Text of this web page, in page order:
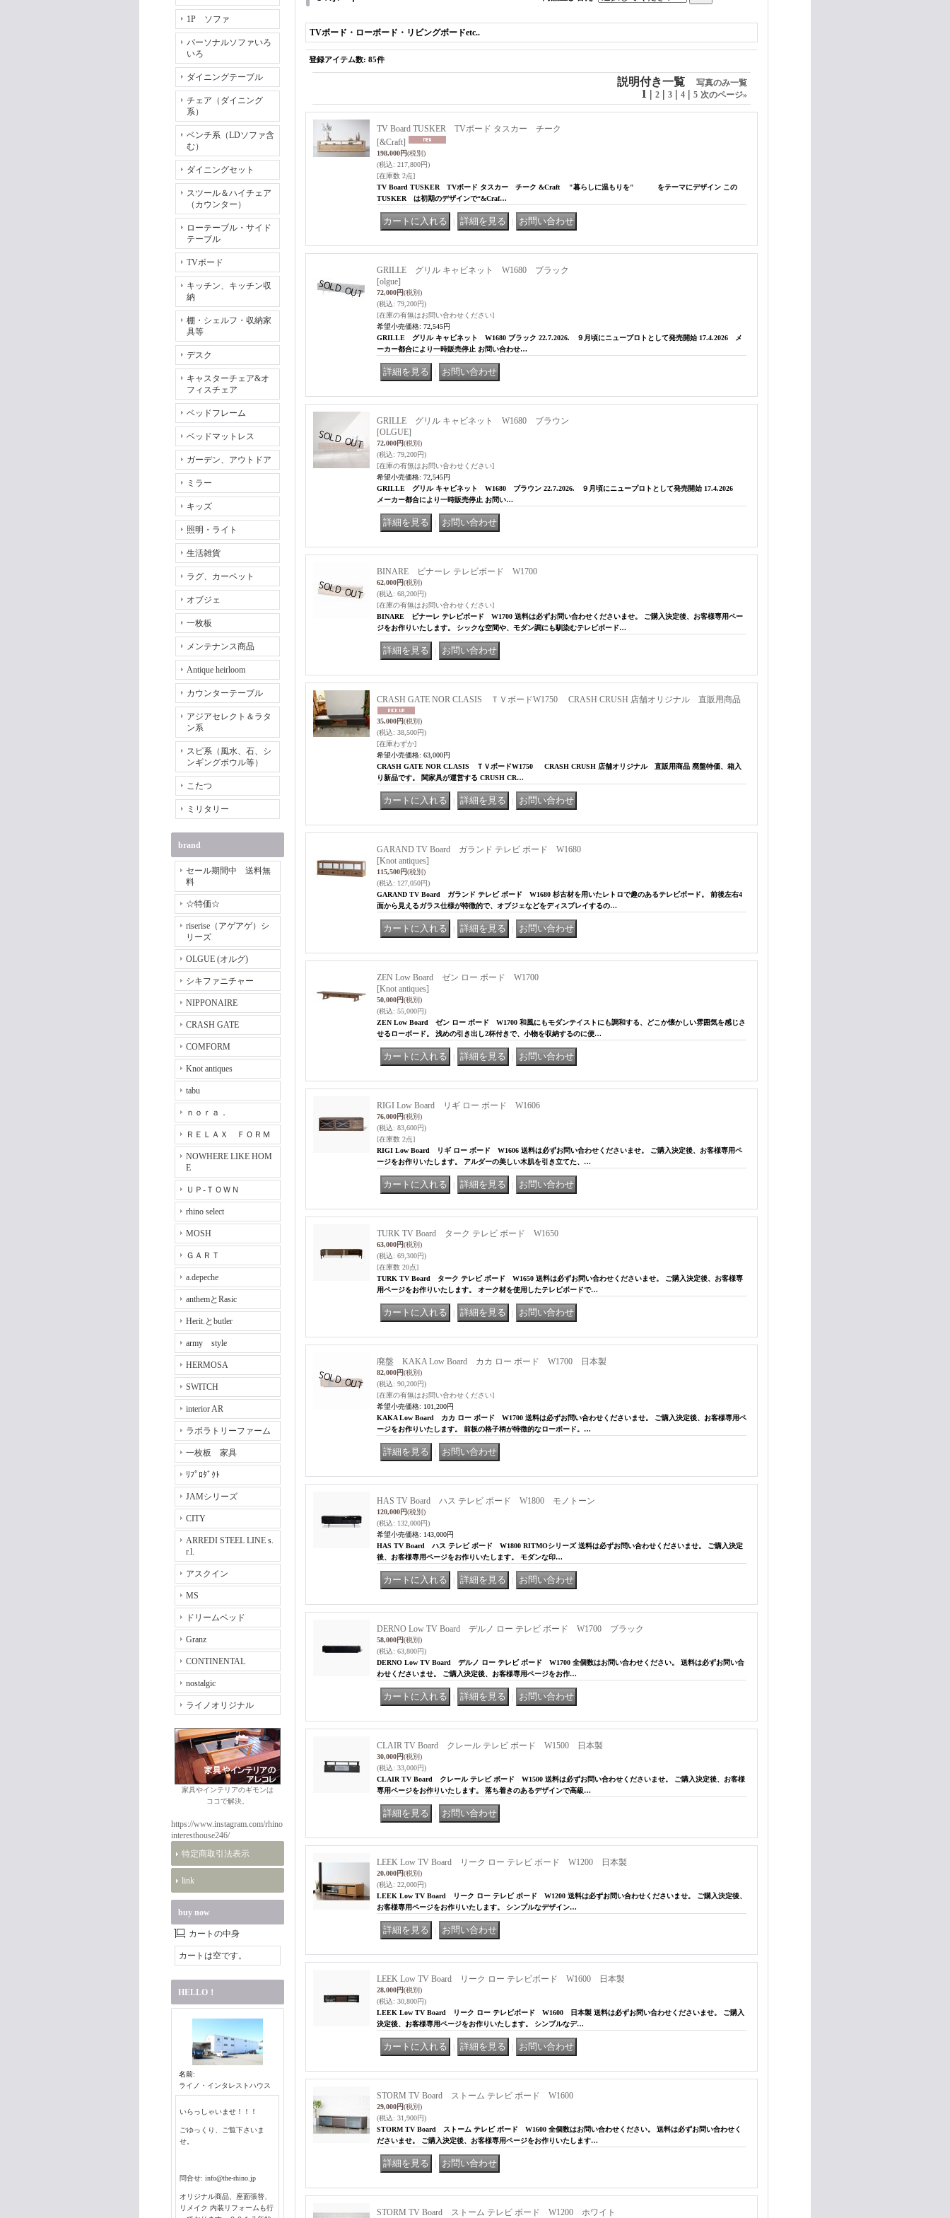
1P ソファ
パーソナルソファいろ
いろ
ダイニングテーブル
チェア（ダイニング
系）
ベンチ系（LDソファ含
む）
ダイニングセット
スツール＆ハイチェア
（カウンター）
ローテーブル・サイド
テーブル
TVボード
キッチン、キッチン収
納
棚・シェルフ・収納家
具等
デスク
キャスターチェア&オ
フィスチェア
ベッドフレーム
ベッドマットレス
ガーデン、アウトドア
ミラー
キッズ
照明・ライト
生活雑貨
ラグ、カーペット
オブジェ
一枚板
メンテナンス商品
Antique heirloom
カウンターテーブル
アジアセレクト＆ラタ
ン系
スピ系（風水、石、シ
ンギングボウル等）
こたつ
ミリタリー
brand
セール期間中 送料無
料
☆特価☆
riserise（アゲアゲ）シ
リーズ
OLGUE (オルグ)
シキファニチャー
NIPPONAIRE
CRASH GATE
COMFORM
Knot antiques
tabu
ｎｏｒａ．
ＲＥＬＡＸ ＦＯＲＭ
NOWHERE LIKE HOM
E
ＵＰ-ＴＯＷＮ
rhino select
MOSH
ＧＡＲＴ
a.depeche
anthemとRasic
Herit.とbutler
army style
HERMOSA
SWITCH
interior AR
ラボラトリーファーム
一枚板 家具
ﾘﾌﾟﾛﾀﾞｸﾄ
JAMシリーズ
CITY
ARREDI STEEL LINE s.
r.l.
アスクイン
MS
ドリームベッド
Granz
CONTINENTAL
nostalgic
ライノオリジナル
家具やインテリアのギモンは
ココで解決。
https://www.instagram.com/rhino
interesthouse246/
特定商取引法表示
link
buy now
カートの中身
カートは空です。
HELLO！
名前:
ライノ・インタレストハウス
いらっしゃいませ！！！
ごゆっくり、ご覧下さいま
せ。
問合せ: info@the-rhino.jp
オリジナル商品、座面張替、
リメイク 内装リフォームも行
TVボード・ローボード・リビングボードetc..
登録アイテム数: 85件
説明付き一覧 写真のみ一覧
1 | 2 | 3 | 4 | 5 次のページ»
TV Board TUSKER TVボード タスカー チーク
[&Craft]
198,000円(税別)
(税込: 217,800円)
[在庫数 2点]
TV Board TUSKER TVボード タスカー チーク &Craft "暮らしに温もりを" をテーマにデザイン この
TUSKER は初期のデザインで“&Craf…
GRILLE グリル キャビネット W1680 ブラック
[olgue]
72,000円(税別)
(税込: 79,200円)
[在庫の有無はお問い合わせください]
希望小売価格: 72,545円
GRILLE グリル キャビネット W1680 ブラック 22.7.2026. ９月頃にニュープロトとして発売開始 17.4.2026 メ
ーカー都合により一時販売停止 お問い合わせ…
GRILLE グリル キャビネット W1680 ブラウン
[OLGUE]
72,000円(税別)
(税込: 79,200円)
[在庫の有無はお問い合わせください]
希望小売価格: 72,545円
GRILLE グリル キャビネット W1680 ブラウン 22.7.2026. ９月頃にニュープロトとして発売開始 17.4.2026
メーカー都合により一時販売停止 お問い…
BINARE ビナーレ テレビボード W1700
62,000円(税別)
(税込: 68,200円)
[在庫の有無はお問い合わせください]
BINARE ビナーレ テレビボード W1700 送料は必ずお問い合わせくださいませ。 ご購入決定後、お客様専用ペー
ジをお作りいたします。 シックな空間や、モダン調にも馴染むテレビボード…
CRASH GATE NOR CLASIS ＴＶボードW1750 CRASH CRUSH 店舗オリジナル 直販用商品
35,000円(税別)
(税込: 38,500円)
[在庫わずか]
希望小売価格: 63,000円
CRASH GATE NOR CLASIS ＴＶボードW1750 CRASH CRUSH 店舗オリジナル 直販用商品 廃盤特価、箱入
り新品です。 関家具が運営する CRUSH CR…
GARAND TV Board ガランド テレビ ボード W1680
[Knot antiques]
115,500円(税別)
(税込: 127,050円)
GARAND TV Board ガランド テレビ ボード W1680 杉古材を用いたレトロで趣のあるテレビボード。 前後左右4
面から見えるガラス仕様が特徴的で、オブジェなどをディスプレイするの…
ZEN Low Board ゼン ロー ボード W1700
[Knot antiques]
50,000円(税別)
(税込: 55,000円)
ZEN Low Board ゼン ロー ボード W1700 和風にもモダンテイストにも調和する、どこか懐かしい雰囲気を感じさ
せるローボード。 浅めの引き出し2杯付きで、小物を収納するのに便…
RIGI Low Board リギ ロー ボード W1606
76,000円(税別)
(税込: 83,600円)
[在庫数 2点]
RIGI Low Board リギ ロー ボード W1606 送料は必ずお問い合わせくださいませ。 ご購入決定後、お客様専用ペ
ージをお作りいたします。 アルダーの美しい木肌を引き立てた、…
TURK TV Board ターク テレビ ボード W1650
63,000円(税別)
(税込: 69,300円)
[在庫数 20点]
TURK TV Board ターク テレビ ボード W1650 送料は必ずお問い合わせくださいませ。 ご購入決定後、お客様専
用ページをお作りいたします。 オーク材を使用したテレビボードで…
廃盤 KAKA Low Board カカ ロー ボード W1700 日本製
82,000円(税別)
(税込: 90,200円)
[在庫の有無はお問い合わせください]
希望小売価格: 101,200円
KAKA Low Board カカ ロー ボード W1700 送料は必ずお問い合わせくださいませ。 ご購入決定後、お客様専用ペ
ージをお作りいたします。 前板の格子柄が特徴的なローボード。…
HAS TV Board ハス テレビ ボード W1800 モノトーン
120,000円(税別)
(税込: 132,000円)
希望小売価格: 143,000円
HAS TV Board ハス テレビ ボード W1800 RITMOシリーズ 送料は必ずお問い合わせくださいませ。 ご購入決定
後、お客様専用ページをお作りいたします。 モダンな印…
DERNO Low TV Board デルノ ロー テレビ ボード W1700 ブラック
58,000円(税別)
(税込: 63,800円)
DERNO Low TV Board デルノ ロー テレビ ボード W1700 全個数はお問い合わせください。 送料は必ずお問い合
わせくださいませ。 ご購入決定後、お客様専用ページをお作…
CLAIR TV Board クレール テレビ ボード W1500 日本製
30,000円(税別)
(税込: 33,000円)
CLAIR TV Board クレール テレビ ボード W1500 送料は必ずお問い合わせくださいませ。 ご購入決定後、お客様
専用ページをお作りいたします。 落ち着きのあるデザインで高級…
LEEK Low TV Board リーク ロー テレビ ボード W1200 日本製
20,000円(税別)
(税込: 22,000円)
LEEK Low TV Board リーク ロー テレビ ボード W1200 送料は必ずお問い合わせくださいませ。 ご購入決定後、
お客様専用ページをお作りいたします。 シンプルなデザイン…
LEEK Low TV Board リーク ロー テレビボード W1600 日本製
28,000円(税別)
(税込: 30,800円)
LEEK Low TV Board リーク ロー テレビボード W1600 日本製 送料は必ずお問い合わせくださいませ。 ご購入
決定後、お客様専用ページをお作りいたします。 シンプルなデ…
STORM TV Board ストーム テレビ ボード W1600
29,000円(税別)
(税込: 31,900円)
STORM TV Board ストーム テレビ ボード W1600 全個数はお問い合わせください。 送料は必ずお問い合わせく
ださいませ。 ご購入決定後、お客様専用ページをお作りいたします…
STORM TV Board ストーム テレビ ボード W1200 ホワイト